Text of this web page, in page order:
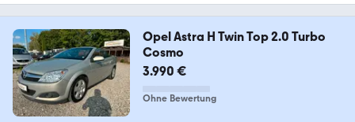
Opel Astra H Twin Top 2.0 Turbo
Cosmo
3.990 €
Ohne Bewertung